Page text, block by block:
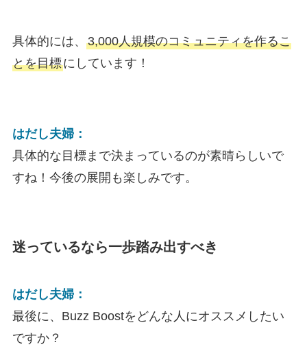
具体的には、 3,000人規模のコミュニティを作るこ
とを目標にしています！
はだし夫婦：
具体的な目標まで決まっているのが素晴らしいで
すね！今後の展開も楽しみです。
迷っているなら一歩踏み出すべき
はだし夫婦：
最後に、Buzz Boostをどんな人にオススメしたい
ですか？